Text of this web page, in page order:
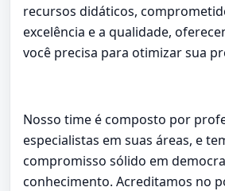
recursos didáticos,
excelência e a qualidade,
você precisa para otimizar sua
Nosso time é composto por
especialistas em suas áreas, e
compromisso sólido em
conhecimento. Acreditamos no